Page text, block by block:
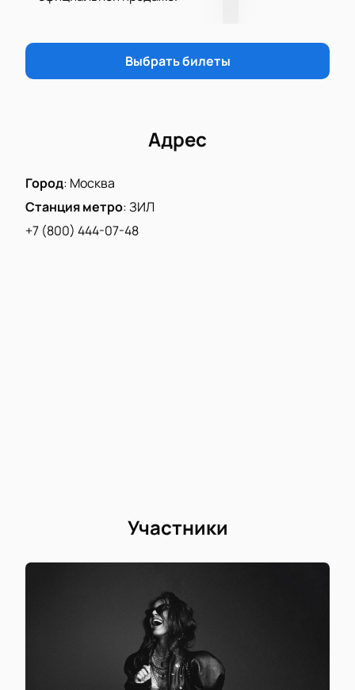
Получите электронные билеты быстро и
Выбрать билеты
Адрес
Город: Москва
Станция метро:ЗИЛ
+7 (800) 444-07-48
Участники